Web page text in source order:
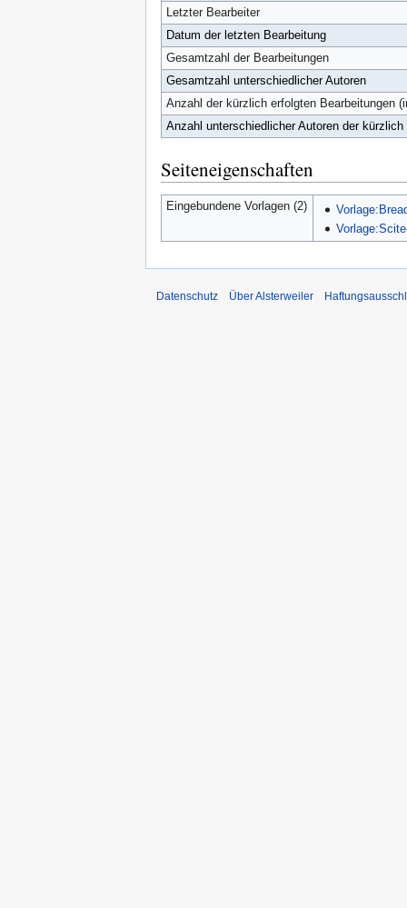
Letzter Bearbeiter
Datum der letzten Bearbeitung
Gesamtzahl der Bearbeitungen
Gesamtzahl unterschiedlicher Autoren
Anzahl der kürzlich erfolgten Bearbeitungen
Anzahl unterschiedlicher Autoren der
Seiteneigenschaften
Eingebundene Vorlagen (2)
Datenschutz Über Alsterweiler